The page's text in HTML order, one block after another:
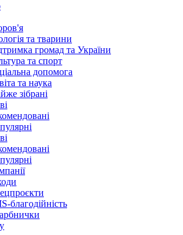
та тварини
громад та України
та спорт
допомога
та наука
зібрані
благодійність